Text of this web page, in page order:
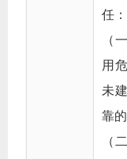
任：
（
用
未
靠
（